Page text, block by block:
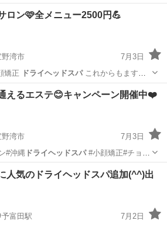
テ ホワイトニング
ロン🩷全メニュー2500円💪
湾市
7月3日
矯正
ドライヘッドスパこれからもますま
他
えるエステ😊キャンペーン開催中❤️
湾市
7月3日
#沖縄 ドライヘッドスパ#小顔矯正#チョイ
テ サロン
人気のドライヘッドスパ追加(^^)出
富田駅
7月2日